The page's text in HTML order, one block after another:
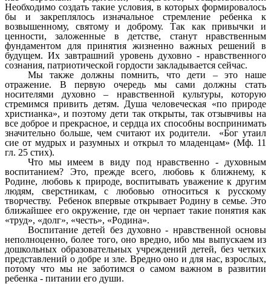
Необходимо создать такие условия, в которых формировалось
бы и закреплялось изначальное стремление ребенка к
возвышенному, святому и доброму. Так как привычки и
ценности, заложенные в детстве, станут нравственным
фундаментом для принятия жизненно важных решений в
будущем. Их завтрашний уровень духовно - нравственного
сознания, патриотической гордости закладывается сейчас.
Мы также должны помнить, что дети – это наше
отражение. В первую очередь мы сами должны стать
носителями духовно – нравственной культуры, которую
стремимся привить детям. Душа человеческая «по природе
христианка», и поэтому дети так открыты, так отзывчивы на
все доброе и прекрасное, и сердца их способны воспринимать
значительно больше, чем считают их родители. «Бог утаил
сие от мудрых и разумных и открыл то младенцам» (Мф. 11
гл. 25 стих).
Что мы имеем в виду под нравственно - духовным
воспитанием? Это, прежде всего, любовь к ближнему, к
Родине, любовь к природе, воспитывать уважение к другим
людям, сверстникам, с любовью относиться к русскому
творчеству. Ребенок впервые открывает Родину в семье. Это
ближайшее его окружение, где он черпает такие понятия как
«труд», «долг», «честь», «Родина».
Воспитание детей без духовно - нравственной основы
неполноценно, более того, оно вредно, ибо мы выпускаем из
дошкольных образовательных учреждений детей, без четких
представлений о добре и зле. Вредно оно и для нас, взрослых,
потому что мы не заботимся о самом важном в развитии
ребенка - питании его души.